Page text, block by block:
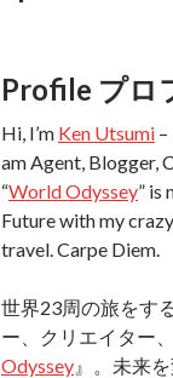
Profile プロ
Hi, I’m Ken Utsumi
am Agent, Blogger,
“World Odyssey” is
Future with my
travel. Carpe Diem.
世界23周の旅をす
ー、クリエイター
Odyssey 』。未来